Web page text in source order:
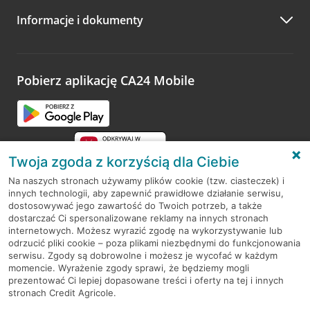
Zachęcamy do podzielenia się z nami opinią o wizycie.
opinie.
Informacje i dokumenty
Pobierz aplikację CA24 Mobile
RODO
Regulamin serwisu
Mapa serwisu
PolitykaCookies
Twoja zgoda z korzyścią dla Ciebie
Na naszych stronach używamy plików cookie (tzw. ciasteczek) i
innych technologii, aby zapewnić prawidłowe działanie serwisu,
dostosowywać jego zawartość do Twoich potrzeb, a także
dostarczać Ci spersonalizowane reklamy na innych stronach
internetowych. Możesz wyrazić zgodę na wykorzystywanie lub
odrzucić pliki cookie – poza plikami niezbędnymi do funkcjonowania
serwisu. Zgody są dobrowolne i możesz je wycofać w każdym
momencie. Wyrażenie zgody sprawi, że będziemy mogli
prezentować Ci lepiej dopasowane treści i oferty na tej i innych
stronach Credit Agricole.